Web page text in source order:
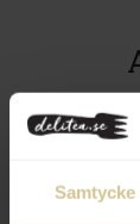
Samtycke